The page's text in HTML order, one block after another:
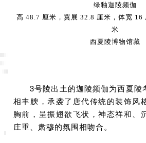
绿釉迦陵频伽
高 48.7 厘米，翼展 32.8 厘米，体宽 16
米
西夏陵博物馆藏
3号陵出土的迦陵频伽为西夏陵
相丰腴，承袭了唐代传统的装饰风
胸前，呈振翅欲飞状，神态祥和、
庄重、肃穆的氛围相吻合。